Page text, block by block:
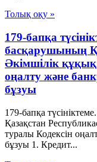
Толық оқу »
179-бапқа
басқарушының
Әкімшілік
оңалту және
бұзуы
179-бапқа
Қазақстан
туралы Кодексін
бұзуы 1. Кредит...